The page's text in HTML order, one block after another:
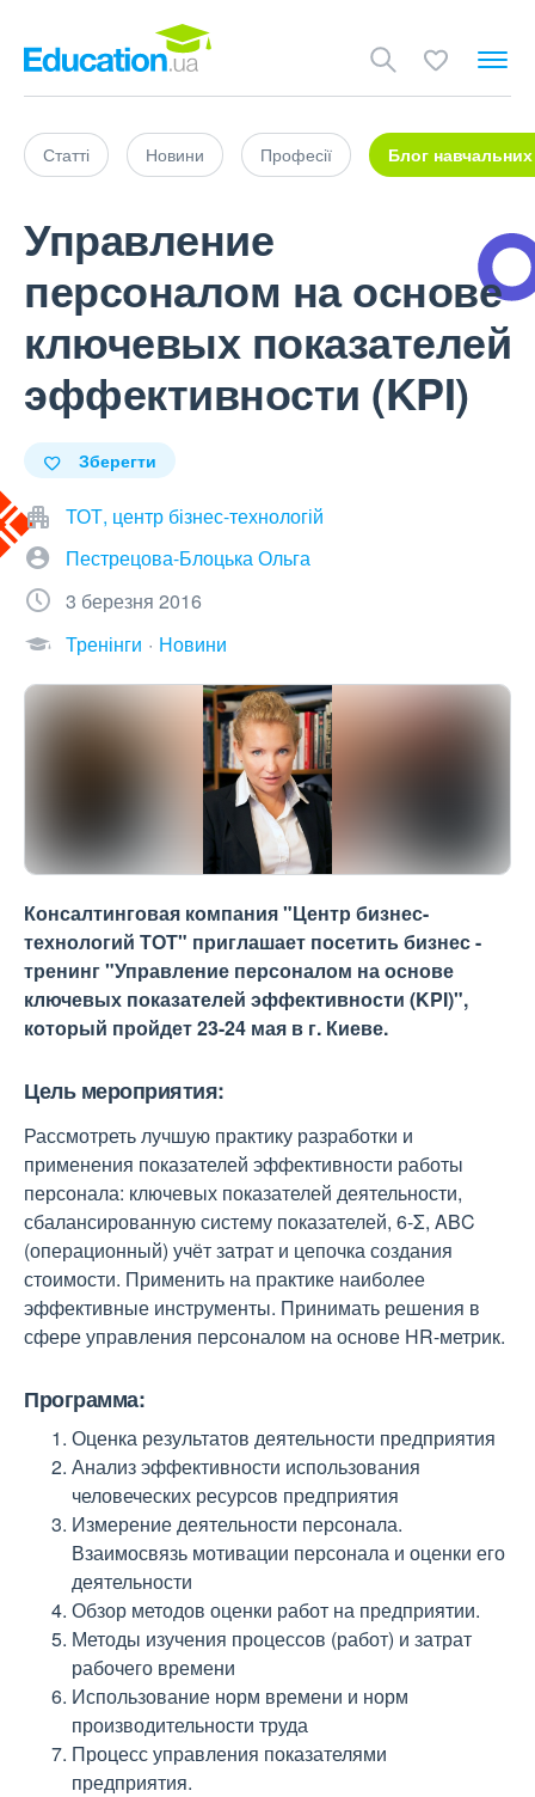
Статті Новини Професії Блог навчальних
Управление
персоналом на основе
ключевых показателей
эффективности (KPI)
Зберегти
ТОТ, центр бізнес-технологій
Пестрецова-Блоцька Ольга
3 березня 2016
Тренінги
Новини
Консалтинговая компания "Центр бизнес-
технологий ТОТ" приглашает посетить бизнес -
тренинг "Управление персоналом на основе
ключевых показателей эффективности (KPI)",
который пройдет 23-24 мая в г. Киеве.
Цель мероприятия:
Рассмотреть лучшую практику разработки и
применения показателей эффективности работы
персонала: ключевых показателей деятельности,
сбалансированную систему показателей, 6-Σ, ABC
(операционный) учёт затрат и цепочка создания
стоимости. Применить на практике наиболее
эффективные инструменты. Принимать решения в
сфере управления персоналом на основе HR-метрик.
Программа:
Оценка результатов деятельности предприятия
Анализ эффективности использования
человеческих ресурсов предприятия
Измерение деятельности персонала.
Взаимосвязь мотивации персонала и оценки его
деятельности
Обзор методов оценки работ на предприятии.
Методы изучения процессов (работ) и затрат
рабочего времени
Использование норм времени и норм
производительности труда
Процесс управления показателями
предприятия.